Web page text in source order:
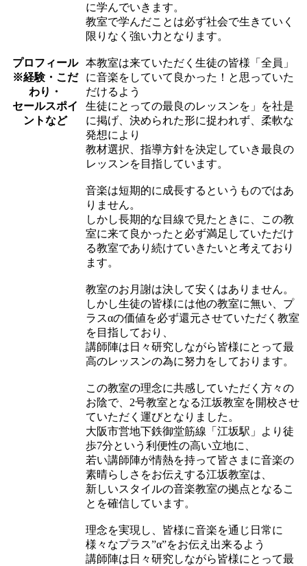
プロフィール
※経験・こだ
わり・
セールスポイ
ントなど
に学んでいきます。
教室で学んだことは必ず社会で生きていく
限りなく強い力となります。
本教室は来ていただく生徒の皆様「全員」
に音楽をしていて良かった！と思っていた
だけるよう
生徒にとっての最良のレッスンを」を社是
に掲げ、決められた形に捉われず、柔軟な
発想により
教材選択、指導方針を決定していき最良の
レッスンを目指しています。
音楽は短期的に成長するというものではあ
りません。
しかし長期的な目線で見たときに、この教
室に来て良かったと必ず満足していただけ
る教室であり続けていきたいと考えており
ます。
教室のお月謝は決して安くはありません。
しかし生徒の皆様には他の教室に無い、プ
ラスαの価値を必ず還元させていただく教室
を目指しており、
講師陣は日々研究しながら皆様にとって最
高のレッスンの為に努力をしております。
この教室の理念に共感していただく方々の
お陰で、2号教室となる江坂教室を開校させ
ていただく運びとなりました。
大阪市営地下鉄御堂筋線「江坂駅」より徒
歩7分という利便性の高い立地に、
若い講師陣が情熱を持って皆さまに音楽の
素晴らしさをお伝えする江坂教室は、
新しいスタイルの音楽教室の拠点となるこ
とを確信しています。
理念を実現し、皆様に音楽を通じ日常に
様々なプラス”α”をお伝え出来るよう
講師陣は日々研究しながら皆様にとって最